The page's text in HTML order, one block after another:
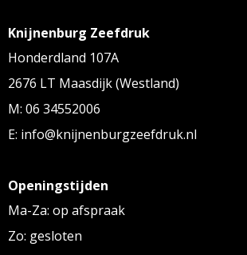
Knijnenburg Zeefdruk
Honderdland 107A
2676 LT Maasdijk (Westland)
M: 06 34552006
E: info@knijnenburgzeefdruk.nl
Openingstijden
Ma-Za: op afspraak
Zo: gesloten